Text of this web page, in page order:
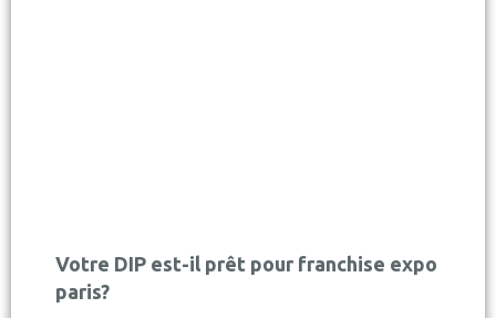
Votre DIP est-il prêt pour franchise expo
paris?